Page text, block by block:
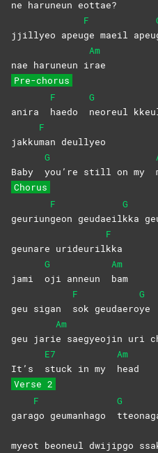
ne haruneun eottae?
jjillyeo apeu
F
ge maeil apeu
nae haruneun i
Am
rae
Pre-chorus
anira
F
haedo
G
neoreul
jakku
F
man deullyeo
Baby
G
you’re still on my
Chorus
geuriun
F
geon geudaeil
G
kka
geunare urideuril
F
kka
jami
G
oji anneun
Am
bam
geu sigan
F
sok geudaero
G
ye
geu jari
Am
e saegyeojin uri
It’s
E7
stuck in my
Am
head
Verse 2
gara
F
go geumanhago
G
myeot beoneul dwijipgo